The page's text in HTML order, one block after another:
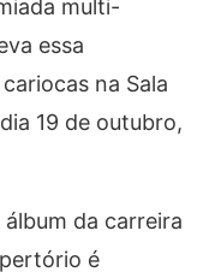
multi-
essa
na Sala
19 de outubro,
álbum da carreira
é